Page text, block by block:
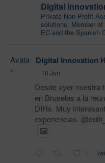
Digital
Private Non-Profit
solutions. Member
EC and the Spanish
Avata
r
Digital Innovation
·
10 Jun
Desde ayer nuestra
en Bruselas a la
DIHs. Muy
experiencias.
1